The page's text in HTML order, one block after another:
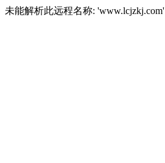
未能解析此远程名称: 'www.lcjzkj.com'